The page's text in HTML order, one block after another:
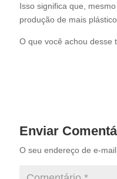
Isso significa que,
produção de mais plástico.
O que você achou desse
Enviar
O seu endereço de e-